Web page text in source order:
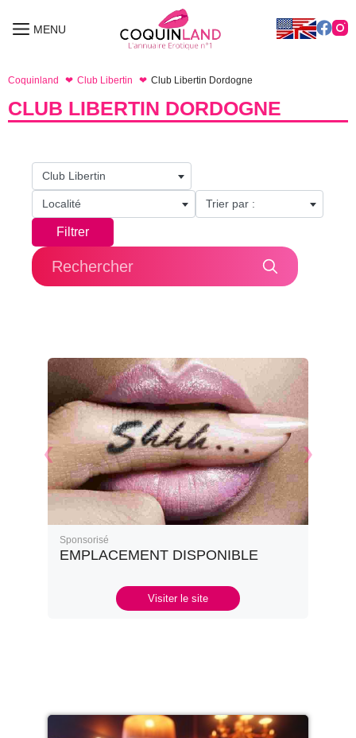
MENU
MENU
Coquinland Club Libertin Club Libertin Dordogne
CLUB LIBERTIN DORDOGNE
Club Libertin
Localité Trier par :
Filtrer
Sponsorisé
EMPLACEMENT DISPONIBLE
Visiter le site